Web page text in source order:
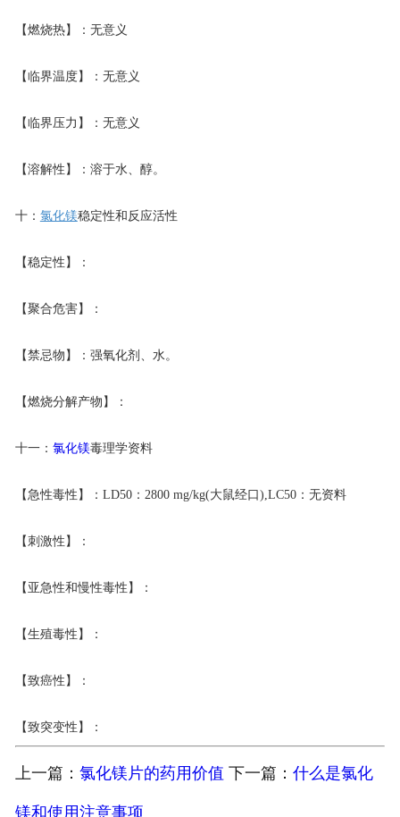
【燃烧热】：无意义
【临界温度】：无意义
【临界压力】：无意义
【溶解性】：溶于水、醇。
十： 氯化镁稳定性和反应活性
【稳定性】：
【聚合危害】：
【禁忌物】：强氧化剂、水。
【燃烧分解产物】：
十一： 氯化镁毒理学资料
【急性毒性】：LD50：2800 mg/kg(大鼠经口),LC50：无资料
【刺激性】：
【亚急性和慢性毒性】：
【生殖毒性】：
【致癌性】：
【致突变性】：
上一篇： 氯化镁片的药用价值 下一篇： 什么是氯化
镁和使用注意事项